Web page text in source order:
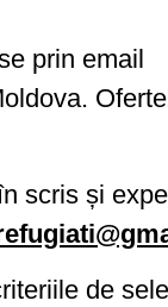
prin email
scris și
de